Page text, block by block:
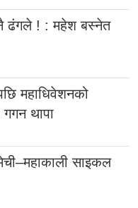
ढंगले ! : महेश बस्नेत
महाधिवेशनको
थापा
साइकल